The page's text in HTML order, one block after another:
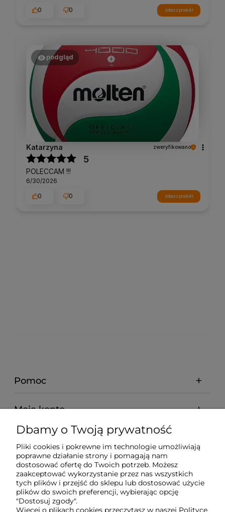
0
0 zobacz produkt
podgląd
Katarzyna zweryfikowano
5
POLECCAM !!!
6/30/2026
0
0 zobacz produkt
Pomoc
Moje konto
Płatności i dostawa
O nas
Dbamy o Twoją prywatność
Pliki cookies i pokrewne im technologie umożliwiają
poprawne działanie strony i pomagają nam
dostosować ofertę do Twoich potrzeb. Możesz
zaakceptować wykorzystanie przez nas wszystkich
tych plików i przejść do sklepu lub dostosować użycie
plików do swoich preferencji, wybierając opcję
"Dostosuj zgody".
Więcej o plikach cookies przeczytasz w naszej Polityce